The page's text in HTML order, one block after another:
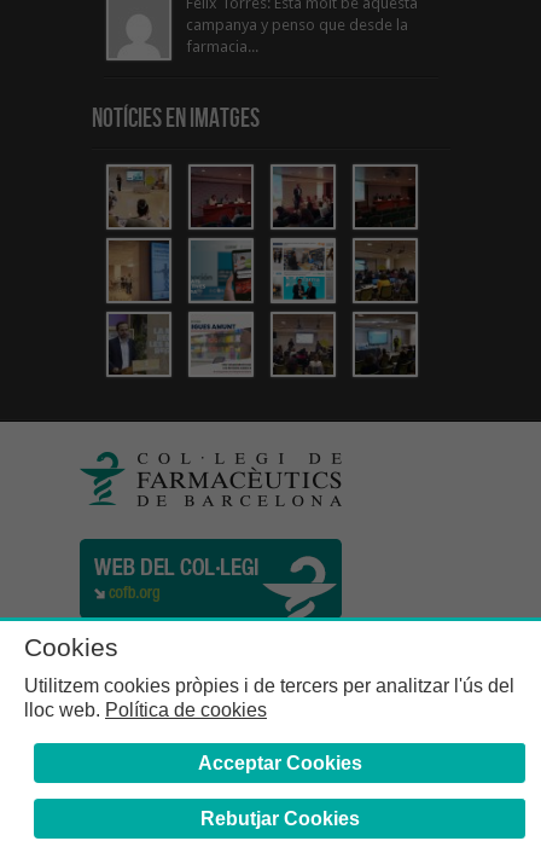
campanya y penso que desde la
farmacia...
Notícies en Imatges
Cookies
Utilitzem cookies pròpies i de tercers per analitzar l'ús del
lloc web. Política de cookies
Acceptar Cookies
Rebutjar Cookies